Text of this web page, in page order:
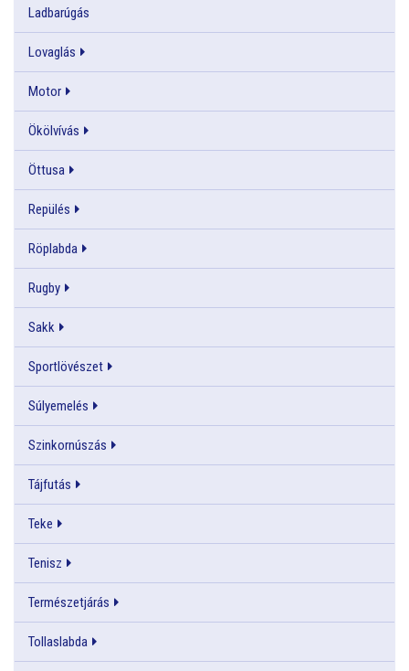
Ladbarúgás
Lovaglás
Motor
Ökölvívás
Öttusa
Repülés
Röplabda
Rugby
Sakk
Sportlövészet
Súlyemelés
Szinkornúszás
Tájfutás
Teke
Tenisz
Természetjárás
Tollaslabda